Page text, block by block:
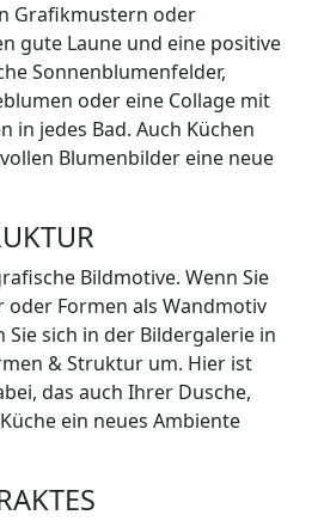
Grafikmustern oder
gute Laune und eine positive
Sonnenblumenfelder,
oder eine Collage mit
in jedes Bad. Auch Küchen
Blumenbilder eine neue
Bildmotive. Wenn Sie
Formen als Wandmotiv
Sie sich in der Bildergalerie in
& Struktur um. Hier ist
das auch Ihrer Dusche,
ein neues Ambiente